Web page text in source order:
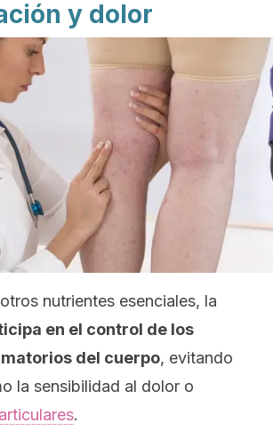
y dolor
nutrientes esenciales, la
en el control de los
del cuerpo, evitando
la sensibilidad al dolor o
.